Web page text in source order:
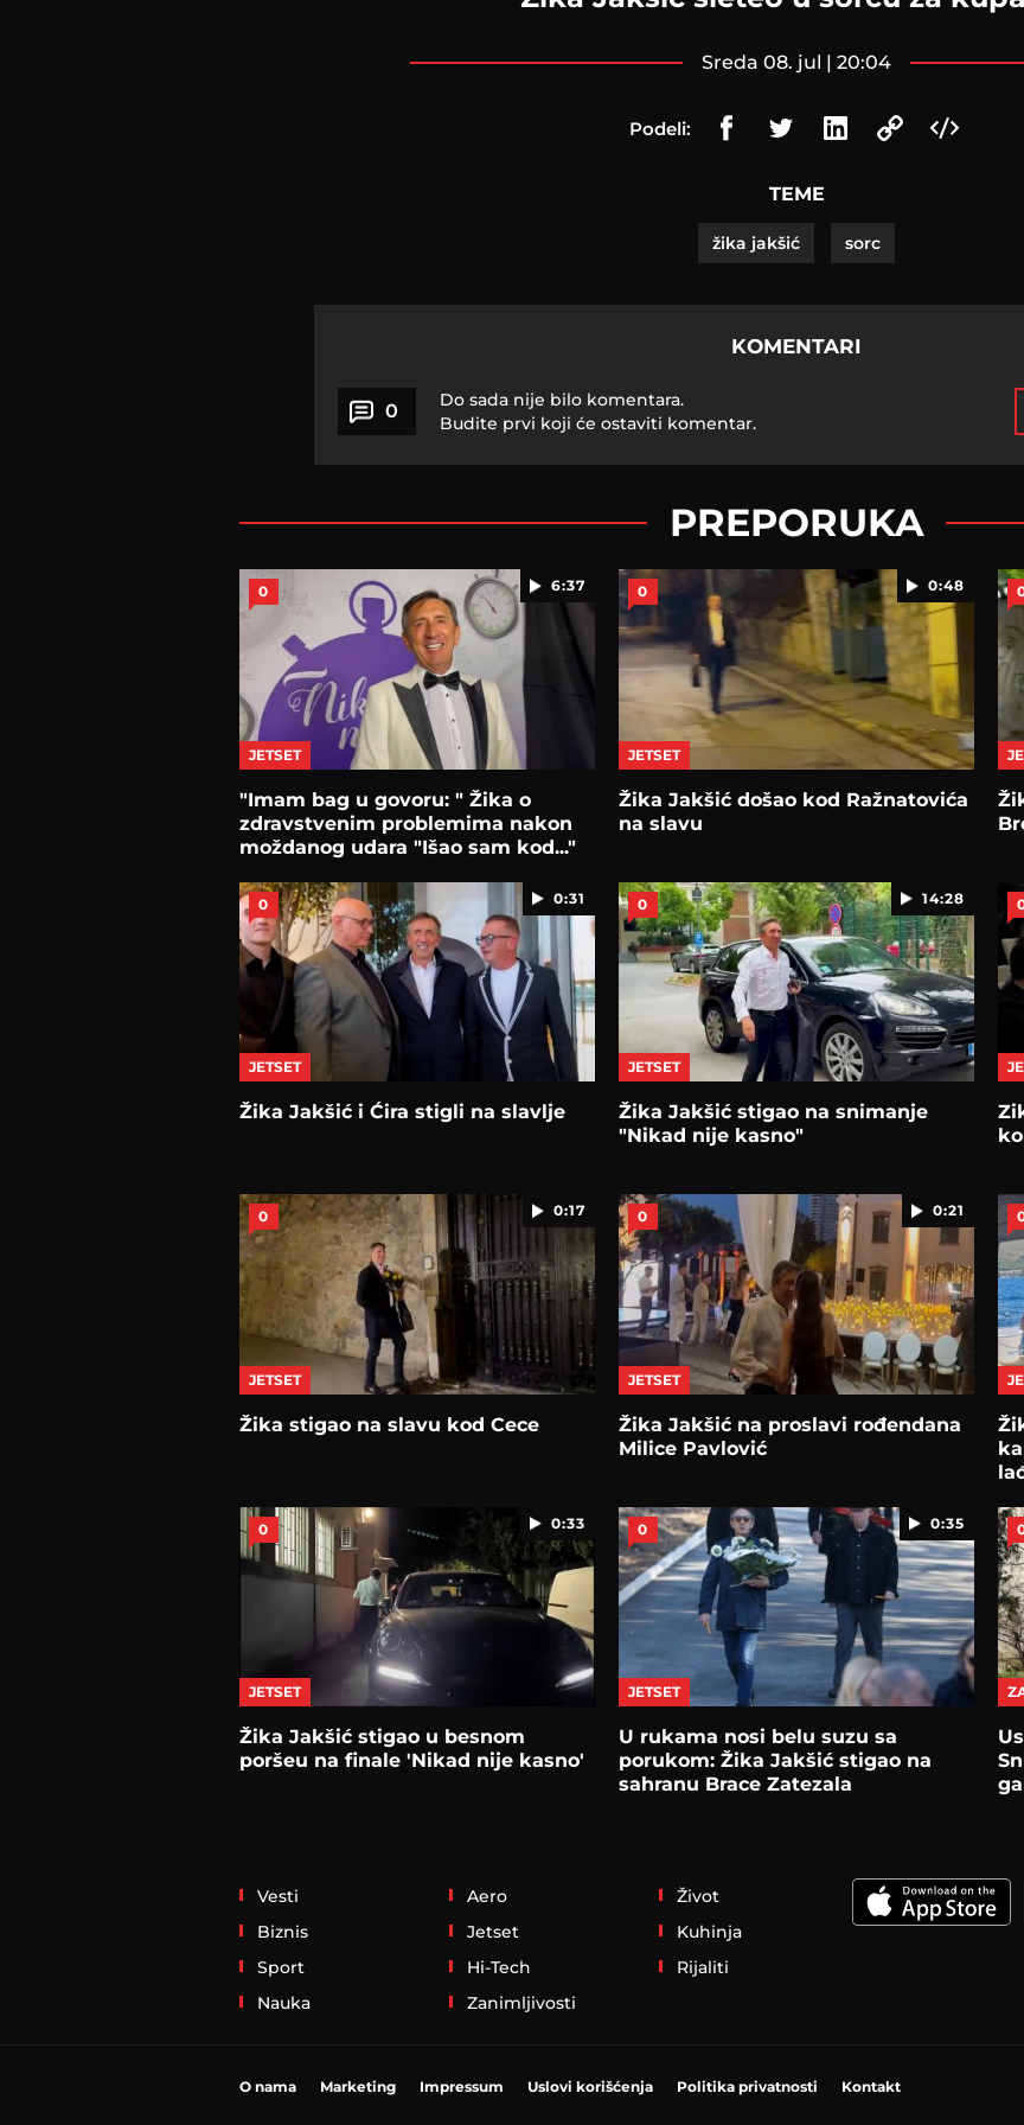
sreda 08. jul | 20:04
Podeli:
TEME
žika jakšić sorc
KOMENTARI
0
Do sada nije bilo komentara.
Budite prvi koji će ostaviti komentar.
PREPORUKA
6:37
0
JETSET
"Imam bag u govoru: " Žika o
zdravstvenim problemima nakon
moždanog udara "Išao sam kod..."
0:48
0
JETSET
Žika Jakšić došao kod Ražnatovića
na slavu
0:31
0
JETSET
Žika Jakšić i Ćira stigli na slavlje
14:28
0
JETSET
Žika Jakšić stigao na snimanje
"Nikad nije kasno"
0:17
0
JETSET
Žika stigao na slavu kod Cece
0:21
0
JETSET
Žika Jakšić na proslavi rođendana
Milice Pavlović
0:33
0
JETSET
Žika Jakšić stigao u besnom
poršeu na finale 'Nikad nije kasno'
0:35
0
JETSET
U rukama nosi belu suzu sa
porukom: Žika Jakšić stigao na
sahranu Brace Zatezala
Vesti
Biznis
Sport
Nauka
Aero
Jetset
Hi-Tech
Zanimljivosti
Život
Kuhinja
Rijaliti
O nama Marketing Impressum Uslovi korišćenja Politika privatnosti Kontakt